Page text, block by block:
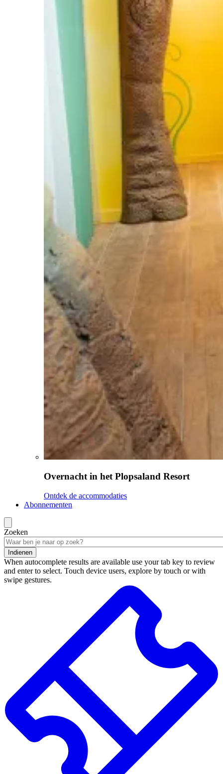
Overnacht in het Plopsaland Resort
Ontdek de accommodaties
Abonnementen
Zoeken
Indienen
When autocomplete results are available use your tab key to review
and enter to select. Touch device users, explore by touch or with
swipe gestures.